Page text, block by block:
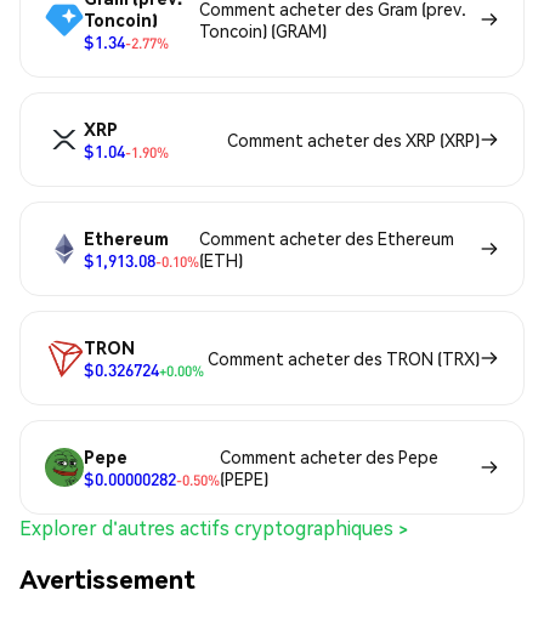
Toncoin)
$1.34-2.77%
Comment acheter des Gram (prev.
Toncoin) (GRAM)
XRP
$1.04-1.90%
Comment acheter des XRP (XRP)
Ethereum
$1,913.08-0.10%
Comment acheter des Ethereum
(ETH)
TRON
$0.326724+0.00%
Comment acheter des TRON (TRX)
Pepe
$0.00000282-0.50%
Comment acheter des Pepe
(PEPE)
Explorer d'autres actifs cryptographiques >
Avertissement